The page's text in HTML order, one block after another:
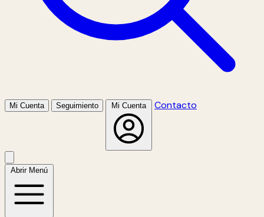
Mi Cuenta Seguimiento Mi Cuenta Contacto
Abrir Menú